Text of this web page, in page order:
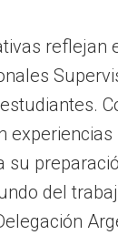
reflejan
experiencias
su
del